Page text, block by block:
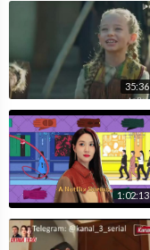
35:36
1:02:13